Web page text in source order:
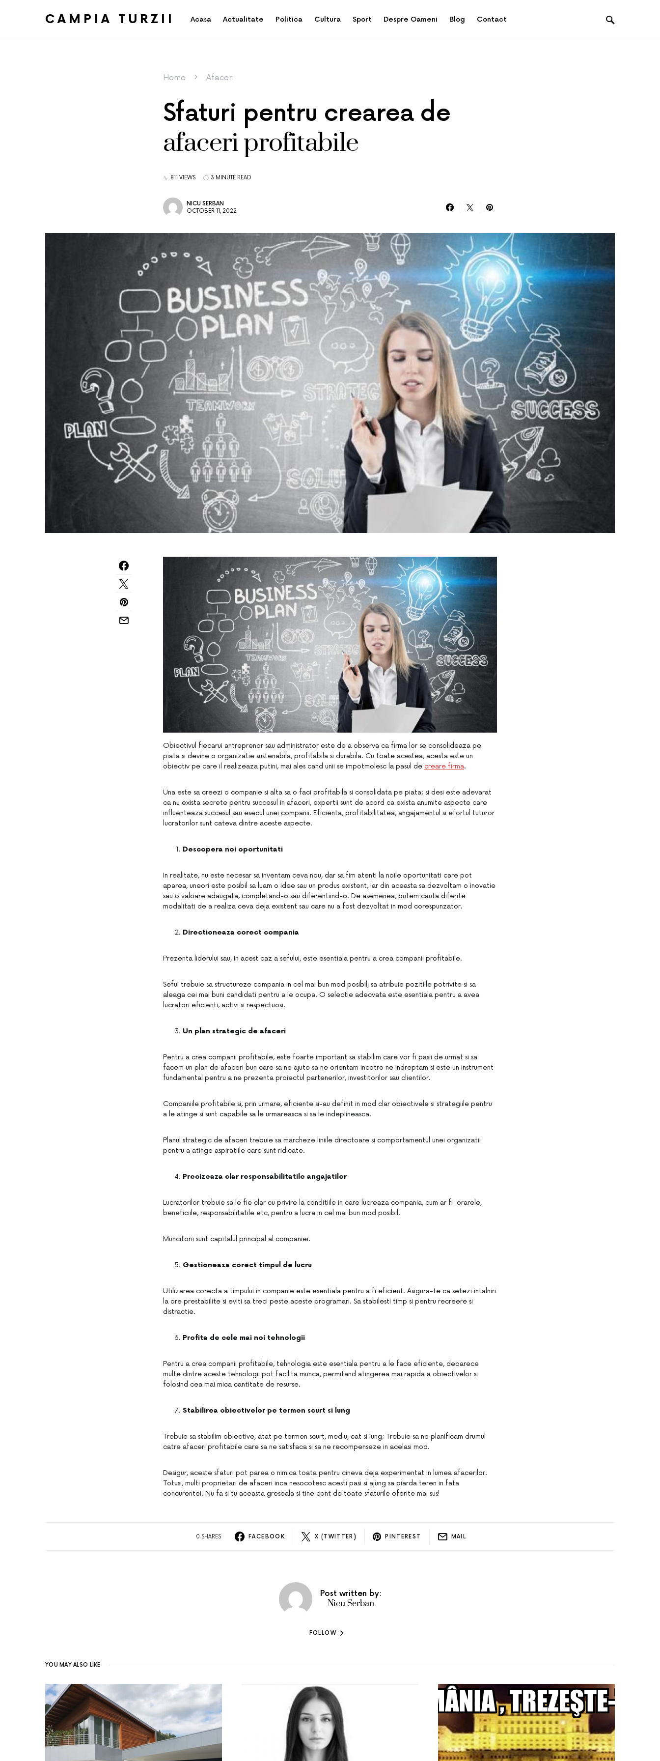
CAMPIA TURZII Acasa Actualitate Politica Cultura Sport Despre Oameni Blog Contact
Home Afaceri
Sfaturi pentru crearea de
afaceri profitabile
811 VIEWS 3 MINUTE READ
NICU SERBAN
OCTOBER 11, 2022
Obiectivul fiecarui antreprenor sau administrator este de a observa ca firma lor se consolideaza pe
piata si devine o organizatie sustenabila, profitabila si durabila. Cu toate acestea, acesta este un
obiectiv pe care il realizeaza putini, mai ales cand unii se impotmolesc la pasul de creare firma.
Una este sa creezi o companie si alta sa o faci profitabila si consolidata pe piata; si desi este adevarat
ca nu exista secrete pentru succesul in afaceri, expertii sunt de acord ca exista anumite aspecte care
influenteaza succesul sau esecul unei companii. Eficienta, profitabilitatea, angajamentul si efortul tuturor
lucratorilor sunt cateva dintre aceste aspecte.
Descopera noi oportunitati
In realitate, nu este necesar sa inventam ceva nou, dar sa fim atenti la noile oportunitati care pot
aparea, uneori este posibil sa luam o idee sau un produs existent, iar din aceasta sa dezvoltam o inovatie
sau o valoare adaugata, completand-o sau diferentiind-o. De asemenea, putem cauta diferite
modalitati de a realiza ceva deja existent sau care nu a fost dezvoltat in mod corespunzator.
Directioneaza corect compania
Prezenta liderului sau, in acest caz a sefului, este esentiala pentru a crea companii profitabile.
Seful trebuie sa structureze compania in cel mai bun mod posibil, sa atribuie pozitiile potrivite si sa
aleaga cei mai buni candidati pentru a le ocupa. O selectie adecvata este esentiala pentru a avea
lucratori eficienti, activi si respectuosi.
Un plan strategic de afaceri
Pentru a crea companii profitabile, este foarte important sa stabilim care vor fi pasii de urmat si sa
facem un plan de afaceri bun care sa ne ajute sa ne orientam incotro ne indreptam si este un instrument
fundamental pentru a ne prezenta proiectul partenerilor, investitorilor sau clientilor.
Companiile profitabile si, prin urmare, eficiente si-au definit in mod clar obiectivele si strategiile pentru
a le atinge si sunt capabile sa le urmareasca si sa le indeplineasca.
Planul strategic de afaceri trebuie sa marcheze liniile directoare si comportamentul unei organizatii
pentru a atinge aspiratiile care sunt ridicate.
Precizeaza clar responsabilitatile angajatilor
Lucratorilor trebuie sa le fie clar cu privire la conditiile in care lucreaza compania, cum ar fi: orarele,
beneficiile, responsabilitatile etc, pentru a lucra in cel mai bun mod posibil.
Muncitorii sunt capitalul principal al companiei.
Gestioneaza corect timpul de lucru
Utilizarea corecta a timpului in companie este esentiala pentru a fi eficient. Asigura-te ca setezi intalniri
la ore prestabilite si eviti sa treci peste aceste programari. Sa stabilesti timp si pentru recreere si
distractie.
Profita de cele mai noi tehnologii
Pentru a crea companii profitabile, tehnologia este esentiala pentru a le face eficiente, deoarece
multe dintre aceste tehnologii pot facilita munca, permitand atingerea mai rapida a obiectivelor si
folosind cea mai mica cantitate de resurse.
Stabilirea obiectivelor pe termen scurt si lung
Trebuie sa stabilim obiective, atat pe termen scurt, mediu, cat si lung; Trebuie sa ne planificam drumul
catre afaceri profitabile care sa ne satisfaca si sa ne recompenseze in acelasi mod.
Desigur, aceste sfaturi pot parea o nimica toata pentru cineva deja experimentat in lumea afacerilor.
Totusi, multi proprietari de afaceri inca nesocotesc acesti pasi si ajung sa piarda teren in fata
concurentei. Nu fa si tu aceasta greseala si tine cont de toate sfaturile oferite mai sus!
0 SHARES FACEBOOK X (TWITTER) PINTEREST MAIL
Post written by:
Nicu Serban
FOLLOW
YOU MAY ALSO LIKE